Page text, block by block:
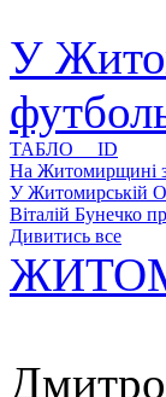
У
ТАБЛО ID
На Житомирщині
У Житомирській
Віталій Бунечко
Дивитись все